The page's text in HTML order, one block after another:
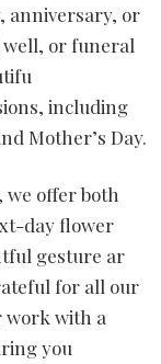
anniversary, or
or funeral
including
Mother’s Day.
we offer both
day flower
gesture ar
for all our
work with a
you